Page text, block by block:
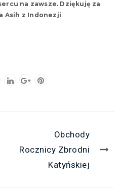
na zawsze. Dziękuję za
Asih z Indonezji
Obchody
Rocznicy Zbrodni
Katyńskiej